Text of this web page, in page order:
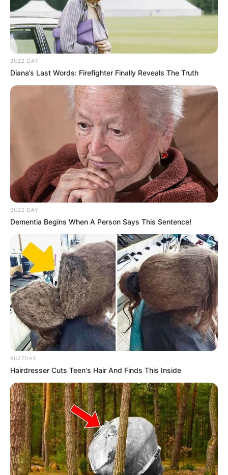
LIHAT ARTIKEL LAINNYA
Laras Kinanda Nyimas Ratu Rafa
Shenina Cinnamon Megan Domani
Beby Tsabina Salshabilla Adriani
TULIS KOMENTAR
Alamat email Anda tidak akan dipublikasikan. Ruas yang wajib ditandai*
BUZZ DAY
Diana’s Last Words: Firefighter Finally Reveals The Truth
BUZZ DAY
Dementia Begins When A Person Says This Sentence!
BUZZDAY
Hairdresser Cuts Teen's Hair And Finds This Inside